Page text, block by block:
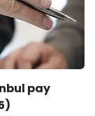
pay